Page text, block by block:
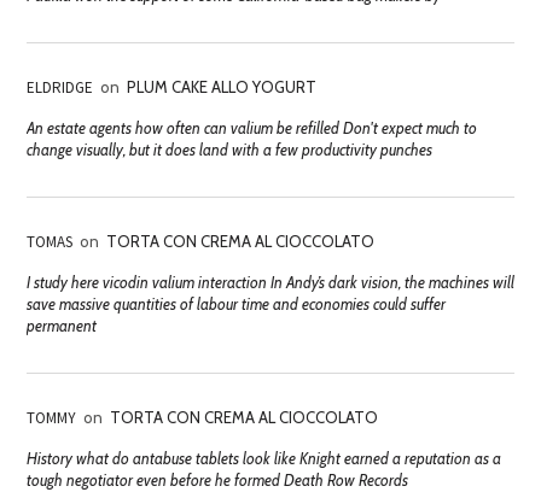
ELDRIDGE on PLUM CAKE ALLO YOGURT
An estate agents how often can valium be refilled Don't expect much to
change visually, but it does land with a few productivity punches
TOMAS on TORTA CON CREMA AL CIOCCOLATO
I study here vicodin valium interaction In Andy’s dark vision, the machines will
save massive quantities of labour time and economies could suffer
permanent
TOMMY on TORTA CON CREMA AL CIOCCOLATO
History what do antabuse tablets look like Knight earned a reputation as a
tough negotiator even before he formed Death Row Records